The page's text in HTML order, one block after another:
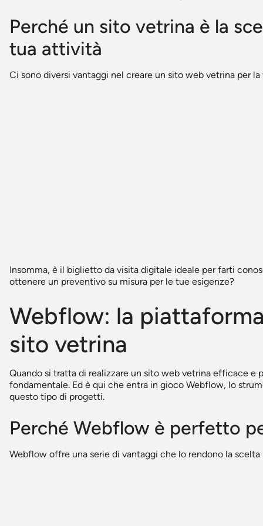
Perché un sito vetrina è la
tua attività
Ci sono diversi vantaggi nel creare un sito web vetrina per
Insomma, è il biglietto da visita digitale ideale per farti
ottenere un preventivo su misura per le tue esigenze?
Webflow: la
sito vetrina
Quando si tratta di realizzare un sito web vetrina efficace e
fondamentale. Ed è qui che entra in gioco Webflow, lo
questo tipo di progetti.
Perché Webflow è perfetto
Webflow offre una serie di vantaggi che lo rendono la